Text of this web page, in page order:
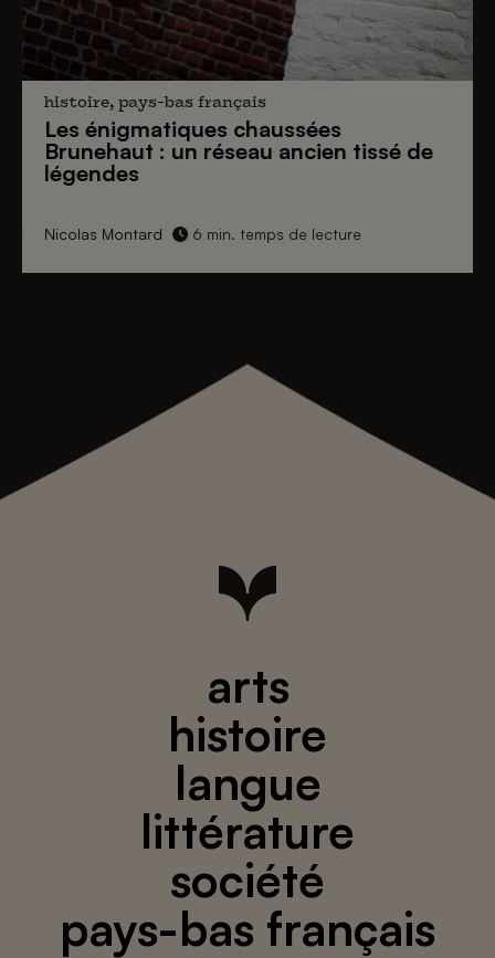
histoire, pays-bas français
Les énigmatiques chaussées
Brunehaut : un réseau ancien tissé de
légendes
Nicolas Montard 6 min. temps de lecture
arts
histoire
langue
littérature
société
pays-bas français